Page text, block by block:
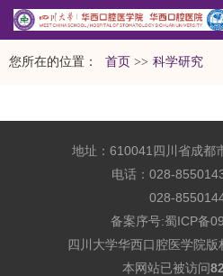
您所在的位置： 首页 >> 科学研究
地址：610041四川省成都
电话：028-
028-
备案序号:蜀ICP备
四川大学华西口腔医学院
本网站已被访问